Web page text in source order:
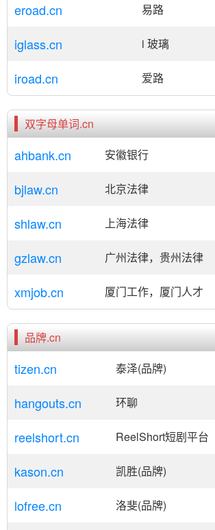
eroad.cn 易路
iglass.cn i 玻璃
iroad.cn 爱路
双字母单词.cn
ahbank.cn 安徽银行
bjlaw.cn 北京法律
shlaw.cn 上海法律
gzlaw.cn 广州法律，贵州法律
xmjob.cn 厦门工作，厦门人才
品牌.cn
tizen.cn 泰泽(品牌)
hangouts.cn 环聊
reelshort.cn ReelShort短剧平台
kason.cn 凯胜(品牌)
lofree.cn 洛斐(品牌)